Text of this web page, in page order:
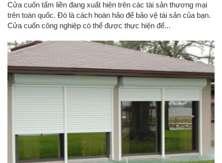
Cửa cuốn tấm liền đang xuất hiện trên các tài sản thương mại
trên toàn quốc. Đó là cách hoàn hảo để bảo vệ tài sản của bạn.
Cửa cuốn công nghiệp có thể được thực hiện để...